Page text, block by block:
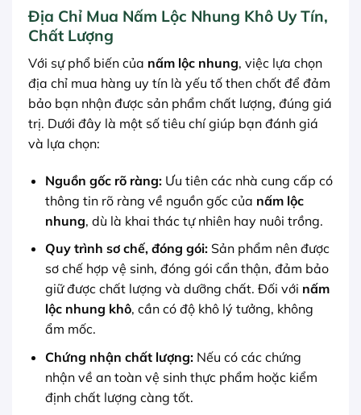
Địa Chỉ Mua Nấm Lộc Nhung Khô Uy Tín,
Chất Lượng
Với sự phổ biến của nấm lộc nhung, việc lựa chọn
địa chỉ mua hàng uy tín là yếu tố then chốt để đảm
bảo bạn nhận được sản phẩm chất lượng, đúng giá
trị. Dưới đây là một số tiêu chí giúp bạn đánh giá
và lựa chọn:
Nguồn gốc rõ ràng:Ưu tiên các nhà cung cấp có
thông tin rõ ràng về nguồn gốc của nấm lộc
nhung, dù là khai thác tự nhiên hay nuôi trồng.
Quy trình sơ chế, đóng gói:Sản phẩm nên được
sơ chế hợp vệ sinh, đóng gói cẩn thận, đảm bảo
giữ được chất lượng và dưỡng chất. Đối với nấm
lộc nhung khô, cần có độ khô lý tưởng, không
ẩm mốc.
Chứng nhận chất lượng:Nếu có các chứng
nhận về an toàn vệ sinh thực phẩm hoặc kiểm
định chất lượng càng tốt.